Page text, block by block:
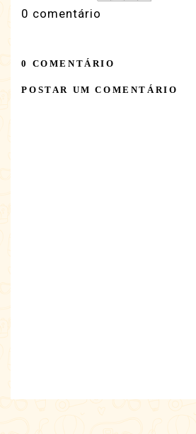
0 comentário
0 COMENTÁRIO
POSTAR UM COMENTÁRIO